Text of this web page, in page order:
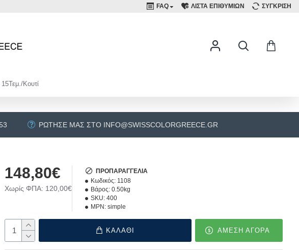
FAQ ΛΙΣΤΑ ΕΠΙΘΥΜΙΩΝ ΣΥΓΚΡΙΣΗ
Κουτί
ΡΏΤΗΣΕ ΜΑΣ ΣΤΟ INFO@SWISSCOLORGREECE.GR
148,80€
Χωρίς ΦΠΑ: 120,00€
ΠΡΟΠΑΡΑΓΓΕΛΊΑ
Κωδικός: 1108
Βάρος: 0.50kg
SKU: 400
MPN: simple
ΚΑΛΑΘΙ ΑΜΕΣΗ ΑΓΟΡΑ